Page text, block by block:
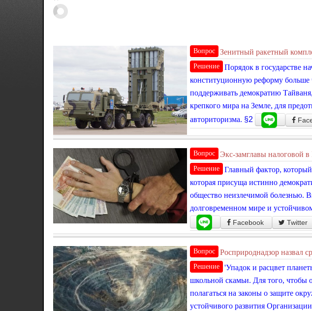
Вопрос Зенитный ракетный
Решение
Порядок в государстве
конституционную реформу больше
поддерживать демократию
крепкого мира на Земле, для
авториторизма. §2
Вопрос Экс-замглавы налоговой в
Решение
Главный фактор,
которая присуща истинно
общество неизлечимой болезнью.
долговременном мире и
Facebook Twitter
Вопрос Росприроднадзор назвал
Решение
'Упадок и расцвет
школьной скамьи. Для того, чтобы
полагаться на законы о защите
устойчивого развития